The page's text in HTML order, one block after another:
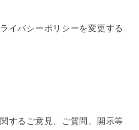
イバシーポリシーを変更する
するご意見、ご質問、開示等